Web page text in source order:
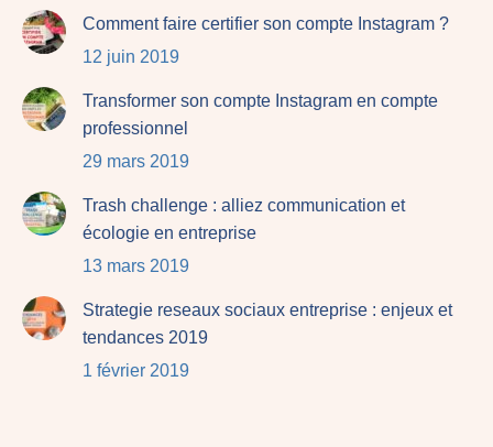
Comment faire certifier son compte Instagram ?
12 juin 2019
Transformer son compte Instagram en compte
professionnel
29 mars 2019
Trash challenge : alliez communication et
écologie en entreprise
13 mars 2019
Strategie reseaux sociaux entreprise : enjeux et
tendances 2019
1 février 2019